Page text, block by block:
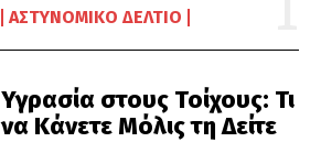
ΑΣΤΥΝΟΜΙΚΌ ΔΕΛΤΊΟ
Υγρασία στους Τοίχους: Τι
να Κάνετε Μόλις τη Δείτε